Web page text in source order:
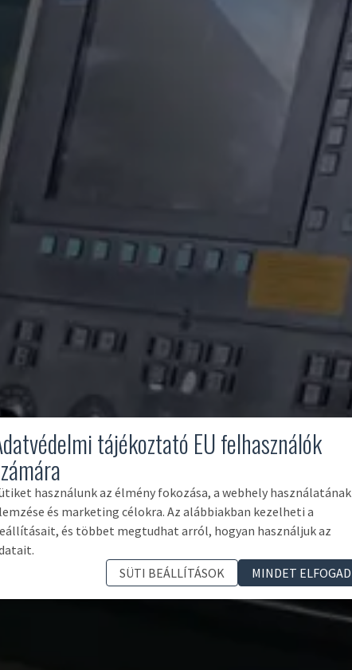
tájékoztató EU felhasználók
használunk az élmény fokozása, a webhely használatának
és marketing célokra. Az alábbiakban kezelheti a
és többet megtudhat arról, hogyan használjuk az
SÜTI BEÁLLÍTÁSOK
MINDET ELFOGAD